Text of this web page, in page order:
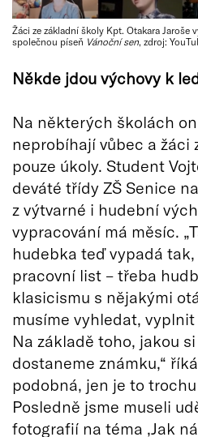
Žáci ze základní školy Kpt. Otakara
společnou píseň Vánoční sen , zdroj:
Někde jdou výchovy k
Na některých školách
neprobíhají vůbec a žáci
pouze úkoly. Student
deváté třídy ZŠ Senice
z výtvarné i hudební
vypracování má měsíc.
hudebka teď vypadá
pracovní list – třeba
klasicismu s nějakými
musíme vyhledat,
Na základě toho, jakou
dostaneme známku,“
podobná, jen je to
Posledně jsme museli
fotografií na téma ,Jak